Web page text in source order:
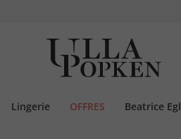
Lingerie OFFRES Beatrice